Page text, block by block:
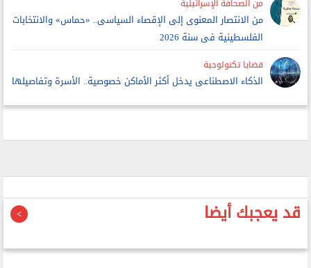
من الصحافة الإسرائيلية
من الانتصار المعنوى إلى الإقصاء السياسى.. «حماس» والانتخابات
الفلسطينية فى سنة 2026
قضايا تكنولوجية
الذكاء الاصطناعى يدخل أكثر الأماكن خصوصية.. الأسرة وتفاصيلها
قد يعجبك أيضا